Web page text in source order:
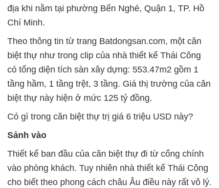
địa khi nằm tại phường Bến Nghé, Quận 1, TP. Hồ
Chí Minh.
Theo thông tin từ trang Batdongsan.com, một căn
biệt thự như trong clip của nhà thiết kế Thái Công
có tổng diện tích sàn xây dựng: 553.47m2 gồm 1
tầng hầm, 1 tầng trệt, 3 tầng. Giá thị trường của căn
biệt thự này hiện ở mức 125 tỷ đồng.
Có gì trong căn biệt thự trị giá 6 triệu USD này?
Sảnh vào
Thiết kế ban đầu của căn biệt thự đi từ cổng chính
vào phòng khách. Tuy nhiên nhà thiết kế Thái Công
cho biết theo phong cách châu Âu điều này rất vô lý.